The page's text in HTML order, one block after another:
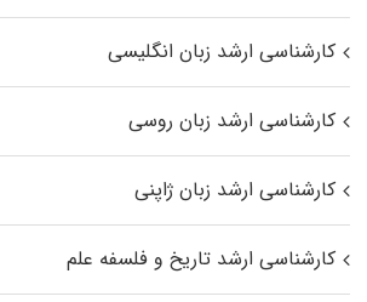
کارشناسی ارشد زبان انگلیسی
کارشناسی ارشد زبان روسی
کارشناسی ارشد زبان ژاپنی
کارشناسی ارشد تاریخ و فلسفه علم